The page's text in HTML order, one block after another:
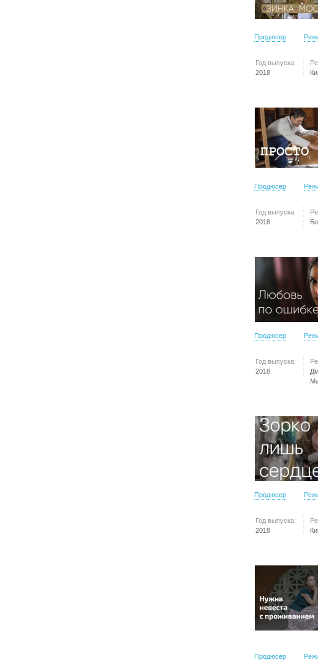
Продюсер
Год выпуска:
2018
Продюсер
Год выпуска:
2018
Продюсер
Год выпуска:
2018
Продюсер
Год выпуска:
2018
Продюсер